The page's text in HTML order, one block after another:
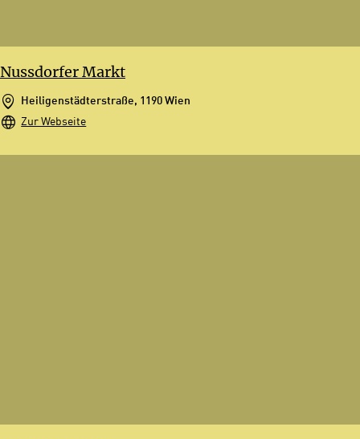
Nussdorfer Markt
Heiligenstädterstraße, 1190 Wien
Zur Webseite